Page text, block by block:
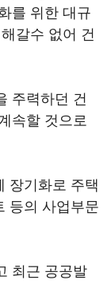
를 위한 대규
갈수 없어 건
주력하던 건
속할 것으로
장기화로 주택
등의 사업부문
최근 공공발